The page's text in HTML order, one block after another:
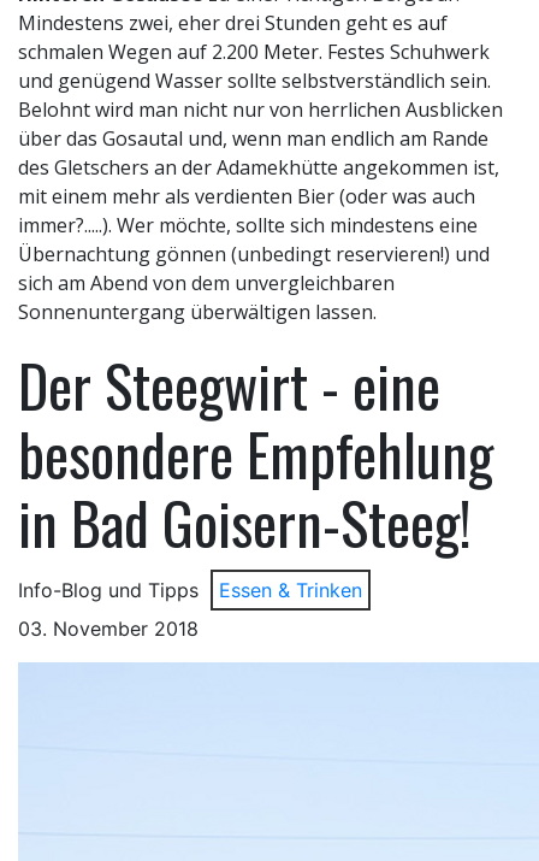
Mindestens zwei, eher drei Stunden geht es auf
schmalen Wegen auf 2.200 Meter. Festes Schuhwerk
und genügend Wasser sollte selbstverständlich sein.
Belohnt wird man nicht nur von herrlichen Ausblicken
über das Gosautal und, wenn man endlich am Rande
des Gletschers an der Adamekhütte angekommen ist,
mit einem mehr als verdienten Bier (oder was auch
immer?.....). Wer möchte, sollte sich mindestens eine
Übernachtung gönnen (unbedingt reservieren!) und
sich am Abend von dem unvergleichbaren
Sonnenuntergang überwältigen lassen.
Der Steegwirt - eine
besondere Empfehlung
in Bad Goisern-Steeg!
Info-Blog und Tipps
Essen & Trinken
03. November 2018